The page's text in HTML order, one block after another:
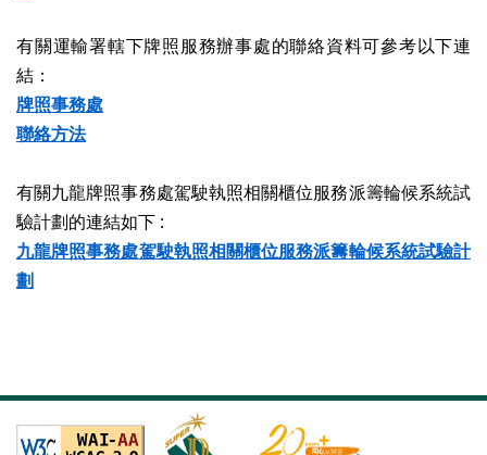
有關運輸署轄下牌照服務辦事處的聯絡資料可參考以下連
結：
牌照事務處
聯絡方法
有關九龍牌照事務處駕駛執照相關櫃位服務派籌輪候系統試
驗計劃的連結如下 :
九龍牌照事務處駕駛執照相關櫃位服務派籌輪候系統試驗計
劃